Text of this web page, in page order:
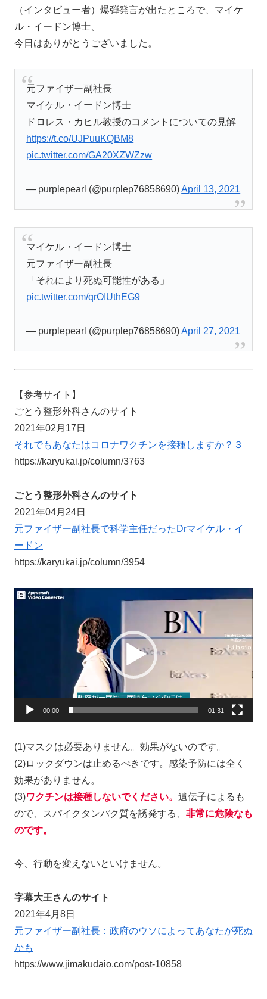
（インタビュー者）爆弾発言が出たところで、マイケ
ル・イードン博士、
今日はありがとうございました。
元ファイザー副社長
マイケル・イードン博士
ドロレス・カヒル教授のコメントについての見解
https://t.co/UJPuuKQBM8
pic.twitter.com/GA20XZWZzw
— purplepearl (@purplep76858690)April 13, 2021
マイケル・イードン博士
元ファイザー副社長
「それにより死ぬ可能性がある」
pic.twitter.com/qrOIUthEG9
— purplepearl (@purplep76858690)April 27, 2021
【参考サイト】
ごとう整形外科さんのサイト
2021年02月17日
それでもあなたはコロナワクチンを接種しますか？３
https://karyukai.jp/column/3763
ごとう整形外科さんのサイト
2021年04月24日
元ファイザー副社長で科学主任だったDrマイケル・イ
ードン
https://karyukai.jp/column/3954
動
画
00:00 01:31
(1)マスクは必要ありません。効果がないのです。
(2)ロックダウンは止めるべきです。感染予防には全く
効果がありません。
(3)ワクチンは接種しないでください。 遺伝子によるも
ので、スパイクタンパク質を誘発する、 非常に危険なも
のです。
今、行動を変えないといけません。
字幕大王さんのサイト
2021年4月8日
元ファイザー副社長：政府のウソによってあなたが死ぬ
かも
https://www.jimakudaio.com/post-10858